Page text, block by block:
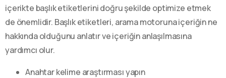
içerikte başlık etiketlerini doğru şekilde optimize etmek
de önemlidir. Başlık etiketleri, arama motoruna içeriğin ne
hakkında olduğunu anlatır ve içeriğin anlaşılmasına
yardımcı olur.
Anahtar kelime araştırması yapın